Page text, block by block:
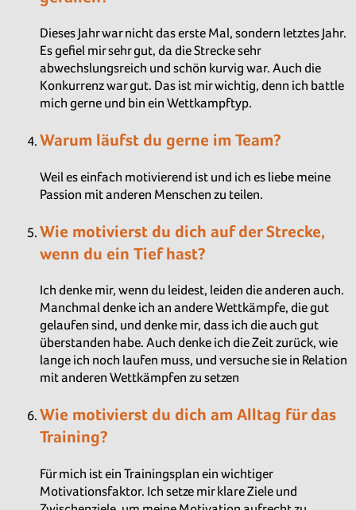
Dieses Jahr war nicht das erste Mal, sondern letztes Jahr.
Es gefiel mir sehr gut, da die Strecke sehr
abwechslungsreich und schön kurvig war. Auch die
Konkurrenz war gut. Das ist mir wichtig, denn ich battle
mich gerne und bin ein Wettkampftyp.
Warum läufst du gerne im Team?
Weil es einfach motivierend ist und ich es liebe meine
Passion mit anderen Menschen zu teilen.
Wie motivierst du dich auf der Strecke,
wenn du ein Tief hast?
Ich denke mir, wenn du leidest, leiden die anderen auch.
Manchmal denke ich an andere Wettkämpfe, die gut
gelaufen sind, und denke mir, dass ich die auch gut
überstanden habe. Auch denke ich die Zeit zurück, wie
lange ich noch laufen muss, und versuche sie in Relation
mit anderen Wettkämpfen zu setzen
Wie motivierst du dich am Alltag für das
Training?
Für mich ist ein Trainingsplan ein wichtiger
Motivationsfaktor. Ich setze mir klare Ziele und